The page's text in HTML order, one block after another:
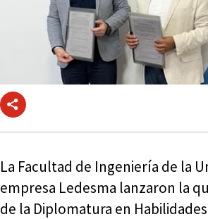
La Facultad de Ingeniería de la
empresa Ledesma lanzaron la
de la Diplomatura en